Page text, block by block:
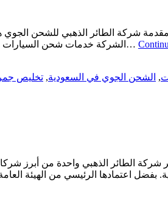
شركة الطائر الذهبي للشحن الجوي
الشركة خدمات شحن السيارات دولياً بأعلى مستويات الأمان والجودة. تتميز الشركة بقدرتها على تلبية احتياجات العملاء المختلفة، سواء كانوا أفرادًا أو شركات، من خلال تقديم…
, الشحن الجوي في السعودية, تخليص
شركة الطائر الذهبي واحدة من أبرز